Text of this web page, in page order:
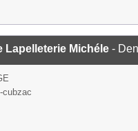
Lapelleterie Michéle -
cubzac